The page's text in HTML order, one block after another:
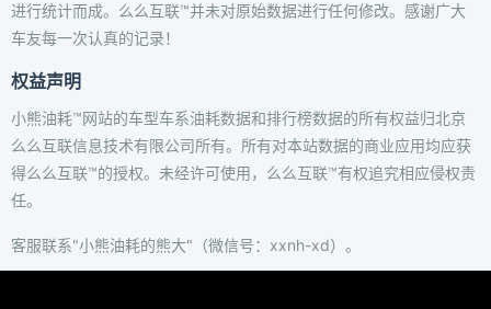
进行统计而成。么么互联™并未对原始数据进行任何修改。感谢广大
车友每一次认真的记录！
权益声明
小熊油耗™网站的车型车系油耗数据和排行榜数据的所有权益归北京
么么互联信息技术有限公司所有。所有对本站数据的商业应用均应获
得么么互联™的授权。未经许可使用，么么互联™有权追究相应侵权责
任。
客服联系"小熊油耗的熊大"（微信号：xxnh-xd）。